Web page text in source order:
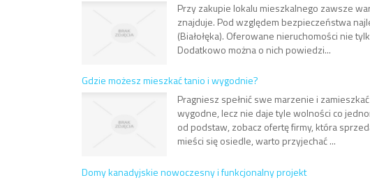
Przy zakupie lokalu mieszkalnego zawsze
znajduje. Pod względem bezpieczeństwa
(Białołęka). Oferowane nieruchomości nie
Dodatkowo można o nich powiedzi...
Gdzie możesz mieszkać tanio i wygodnie?
Pragniesz spełnić swe marzenie i
wygodne, lecz nie daje tyle wolności co
od podstaw, zobacz ofertę firmy, która
mieści się osiedle, warto przyjechać ...
Domy kanadyjskie nowoczesny i funkcjonalny projekt